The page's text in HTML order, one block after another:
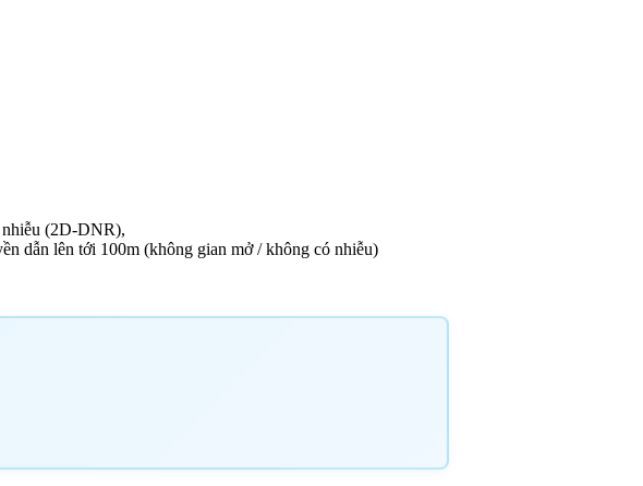
(2D-DNR),
dẫn lên tới 100m (không gian mở / không có nhiễu)